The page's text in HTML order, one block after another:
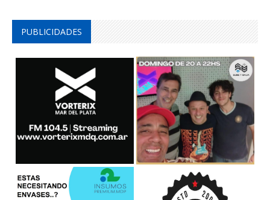
PUBLICIDADES